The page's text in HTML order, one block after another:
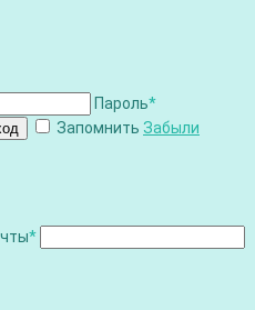
Пароль*
Запомнить Забыли
*